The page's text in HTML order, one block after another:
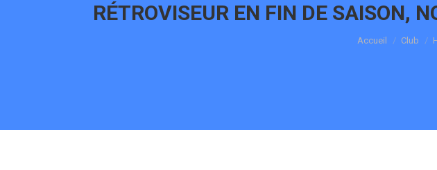
RÉTROVISEUR EN FIN DE SAISON,
Vous êtes ici :
Accueil Club